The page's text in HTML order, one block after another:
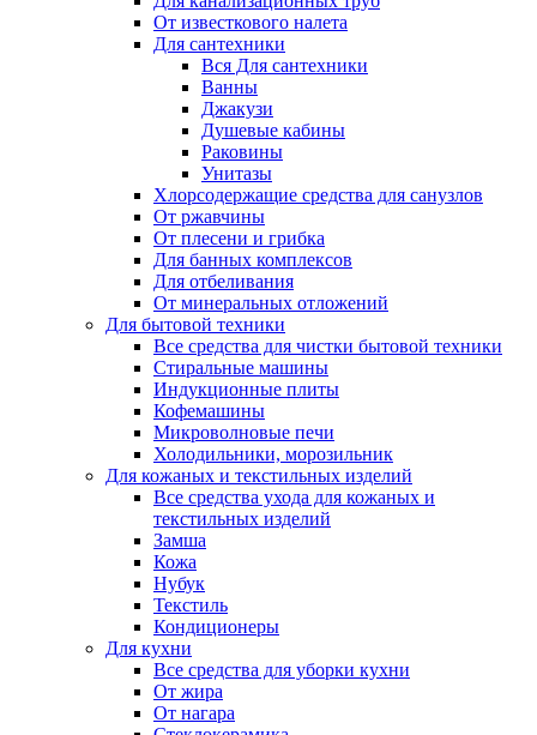
От известкового налета
Для сантехники
Вся Для сантехники
Ванны
Джакузи
Душевые кабины
Раковины
Унитазы
Хлорсодержащие средства для санузлов
От ржавчины
От плесени и грибка
Для банных комплексов
Для отбеливания
От минеральных отложений
Для бытовой техники
Все средства для чистки бытовой техники
Стиральные машины
Индукционные плиты
Кофемашины
Микроволновые печи
Холодильники, морозильник
Для кожаных и текстильных изделий
Все средства ухода для кожаных и
текстильных изделий
Замша
Кожа
Нубук
Текстиль
Кондиционеры
Для кухни
Все средства для уборки кухни
От жира
От нагара